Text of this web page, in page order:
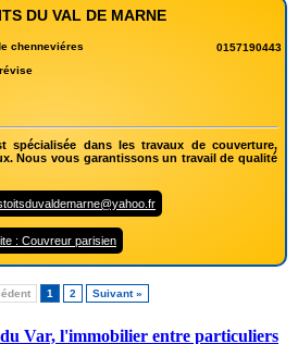
DU VAL DE MARNE
chenneviéres
0157190443
spécialisée dans les travaux de couverture,
Nous vous garantissons un travail de qualité
: Couvreur parisien
1 2 Suivant »
Var, l'immobilier entre particuliers